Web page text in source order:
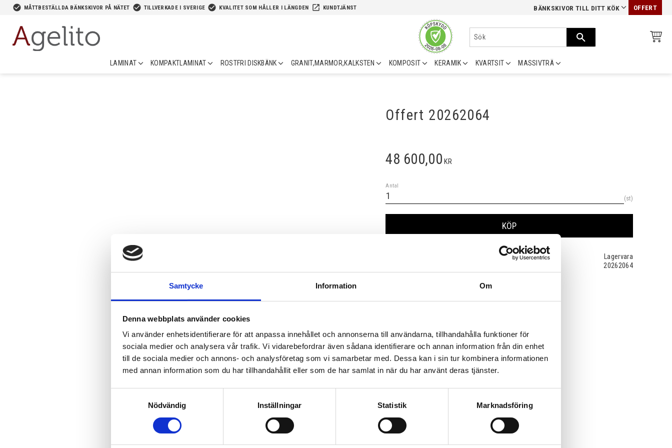
Samtycke Information Om
Denna webbplats använder cookies
Vi använder enhetsidentifierare för att anpassa innehållet och annonserna till användarna, tillhandahålla funktioner för
sociala medier och analysera vår trafik. Vi vidarebefordrar även sådana identifierare och annan information från din enhet
till de sociala medier och annons- och analysföretag som vi samarbetar med. Dessa kan i sin tur kombinera informationen
med annan information som du har tillhandahållit eller som de har samlat in när du har använt deras tjänster.
Nödvändig
Inställningar Statistik Marknadsföring
check_circle MÅTTBESTÄLLDA BÄNKSKIVOR PÅ NÄTET check_circle TILLVERKADE I SVERIGE check_circle KVALITET SOM HÅLLER I LÄNGDEN launch KUNDTJÄNST BÄNKSKIVOR TILL DITT KÖK OFFERT
LAMINAT KOMPAKTLAMINAT ROSTFRI DISKBÄNK GRANIT,MARMOR,KALKSTEN KOMPOSIT KERAMIK KVARTSIT MASSIVTRÄ
Offert 20262064
48 600,00 KR
Antal
st
KÖP
Lagervara
20262064